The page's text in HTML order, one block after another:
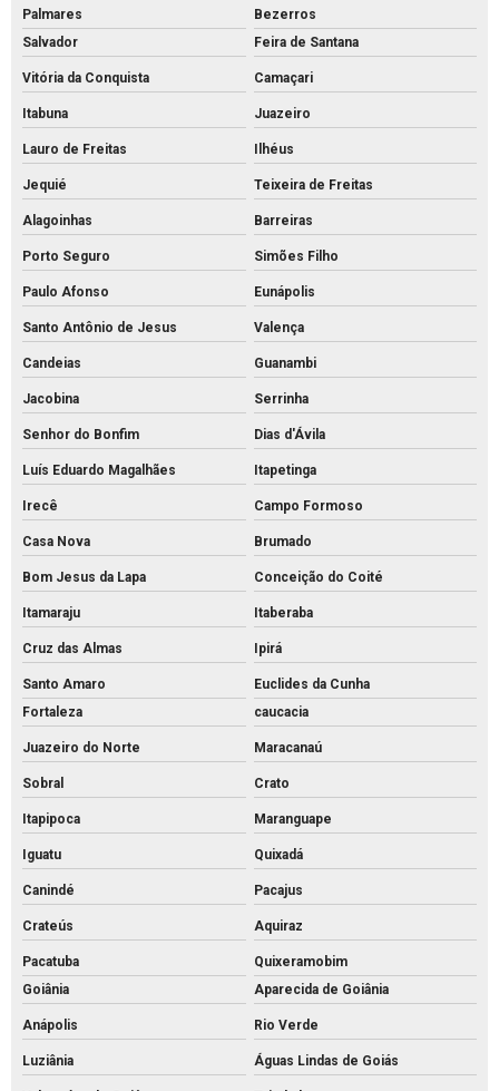
Venda de bloquete para calçada
Palmares
Bezerros
Salvador
Feira de Santana
Vitória da Conquista Camaçari
Itabuna Juazeiro
Lauro de Freitas Ilhéus
Jequié Teixeira de Freitas
Alagoinhas Barreiras
Porto Seguro Simões Filho
Paulo Afonso Eunápolis
Santo Antônio de Jesus Valença
Candeias Guanambi
Jacobina Serrinha
Senhor do Bonfim Dias d'Ávila
Luís Eduardo Magalhães Itapetinga
Irecê Campo Formoso
Casa Nova Brumado
Bom Jesus da Lapa Conceição do Coité
Itamaraju Itaberaba
Cruz das Almas Ipirá
Santo Amaro
Euclides da Cunha
Fortaleza
caucacia
Juazeiro do Norte Maracanaú
Sobral Crato
Itapipoca Maranguape
Iguatu Quixadá
Canindé Pacajus
Crateús Aquiraz
Pacatuba
Quixeramobim
Goiânia
Aparecida de Goiânia
Anápolis Rio Verde
Luziânia Águas Lindas de Goiás